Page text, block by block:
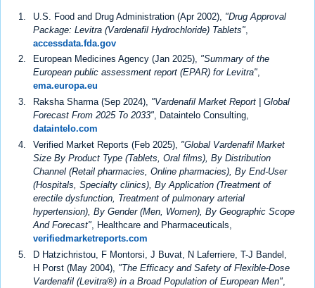
U.S. Food and Drug Administration (Apr 2002), "Drug Approval
Package: Levitra (Vardenafil Hydrochloride) Tablets"
accessdata.fda.gov
European Medicines Agency (Jan 2025), "Summary of the
European public assessment report (EPAR) for Levitra",
ema.europa.eu
Raksha Sharma (Sep 2024), "Vardenafil Market Report | Global
Forecast From 2025 To 2033", Dataintelo Consulting,
dataintelo.com
Verified Market Reports (Feb 2025), "Global Vardenafil Market
Size By Product Type (Tablets, Oral films), By Distribution
Channel (Retail pharmacies, Online pharmacies), By End-User
(Hospitals, Specialty clinics), By Application (Treatment of
erectile dysfunction, Treatment of pulmonary arterial
hypertension), By Gender (Men, Women), By Geographic Scope
And Forecast", Healthcare and Pharmaceuticals,
verifiedmarketreports.com
D Hatzichristou, F Montorsi, J Buvat, N Laferriere, T-J Bandel,
H Porst (May 2004), "The Efficacy and Safety of Flexible-Dose
Vardenafil (Levitra®) in a Broad Population of European Men",